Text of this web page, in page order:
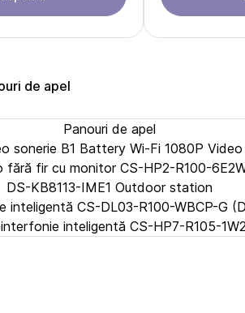
de apel
Panouri de apel
sonerie B1 Battery Wi-Fi 1080P
fără fir cu monitor CS-HP2-R100-
DS-KB8113-IME1 Outdoor station
inteligentă CS-DL03-R100-WBCP-G
inteligentă CS-HP7-R105-